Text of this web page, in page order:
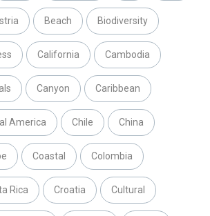
Beach Biodiversity
California Cambodia
Canyon Caribbean
America Chile China
Coastal Colombia
Rica Croatia Cultural